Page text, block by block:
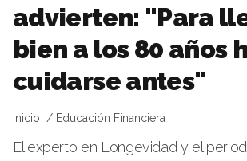
advierten: "Para
bien a los 80 años
cuidarse antes"
Inicio Educación Financiera
El experto en Longevidad y el